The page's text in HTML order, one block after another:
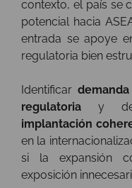
contexto, el país se
potencial hacia
entrada se apoye
regulatoria bien
Identificar
regulatoria y
implantación
en la
si la expansión
exposición